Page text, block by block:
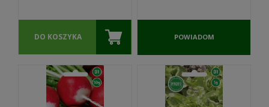
DO KOSZYKA
POWIADOM
DOSTĘPNOŚCI